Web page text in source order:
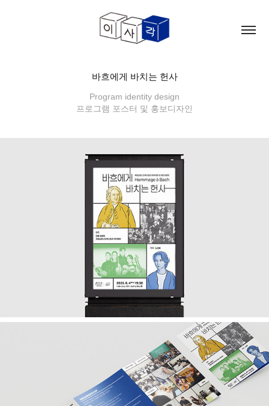
바흐에게 바치는 헌사
Program identity design
프로그램 포스터 및 홍보디자인